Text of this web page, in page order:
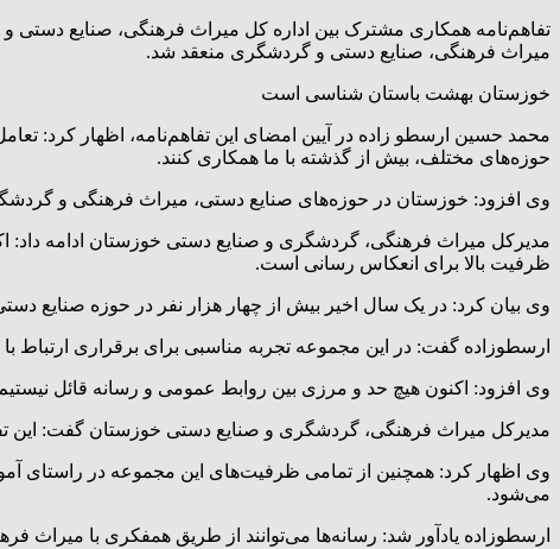
تفاهم‌نامه همکاری مشترک بین اداره کل میراث فرهنگی، صنایع دستی
میراث فرهنگی، صنایع دستی و گردشگری منعقد شد.
خوزستان بهشت باستان شناسی است
محمد حسین ارسطو زاده در آیین امضای این تفاهم‌نامه، اظهار کرد:
حوزه‌های مختلف، بیش از گذشته با ما همکاری کنند.
وی افزود: خوزستان در حوزه‌های صنایع دستی، میراث فرهنگی و
ظرفیت بالا برای انعکاس رسانی است.
وی بیان کرد: در یک سال اخیر بیش از چهار هزار نفر در حوزه صنایع
ارسطوزاده گفت: در این مجموعه تجربه مناسبی برای برقراری ارتباط
وی افزود: اکنون هیچ حد و مرزی بین روابط عمومی و رسانه قائل
مدیرکل میراث فرهنگی، گردشگری و صنایع دستی خوزستان گفت: این
وی اظهار کرد: همچنین از تمامی ظرفیت‌های این مجموعه در راستای
می‌شود.
ارسطوزاده یادآور شد: رسانه‌ها می‌توانند از طریق همفکری با